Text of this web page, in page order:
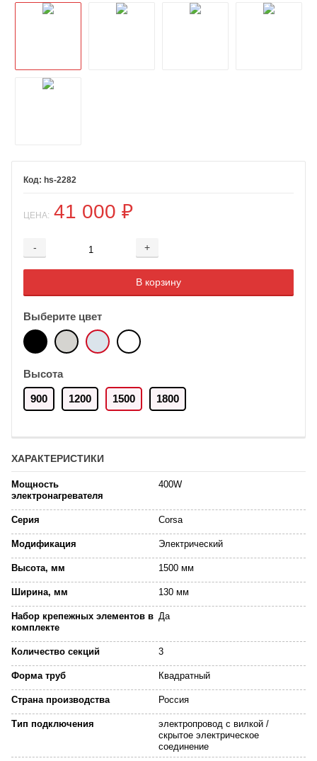
hs-2282
ЦЕНА: 41 000 ₽
- +
Добавляется...
В корзину
Добавлен
Выберите цвет
Высота
900 1200 1500 1800
ХАРАКТЕРИСТИКИ
Мощность
электронагревателя
400W
Серия Corsa
Модификация Электрический
Высота, мм 1500 мм
Ширина, мм 130 мм
Набор крепежных элементов в
комплекте
Да
Количество секций 3
Форма труб Квадратный
Страна производства Россия
Тип подключения
электропровод с вилкой /
скрытое электрическое
соединение